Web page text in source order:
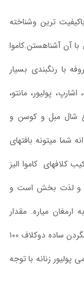
ترین وشناخته
آن آشناهستن.کاموا
با رنگبندی بسیار
پولیور، مانتو،
شال مبل و کوسن و
شما میتونه بافتهای
کلافهای کاموا الیز
و لذت بخش است و
میاره. مقدار
موردنیاز بافت برای: کلاه ساده یک کلاف۱۰۰ گرمی شالگردن ساده دوکلاف ۱۰۰
مردانه با توجه به سایز ۸-۱۰ کلاف ۱۰۰ گرمی پولیور زنانه با توجه